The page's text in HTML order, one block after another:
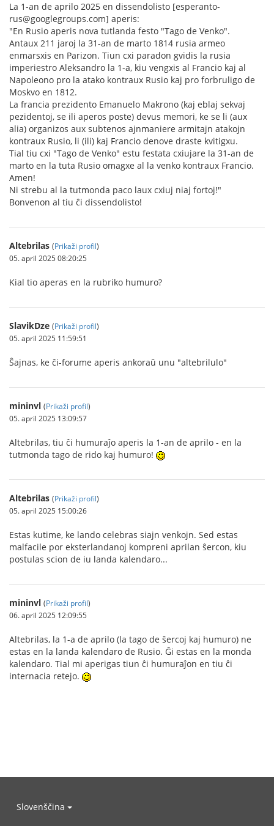
La 1-an de aprilo 2025 en dissendolisto [esperanto-
rus@googlegroups.com] aperis:
"En Rusio aperis nova tutlanda festo "Tago de Venko".
Antaux 211 jaroj la 31-an de marto 1814 rusia armeo
enmarsxis en Parizon. Tiun cxi paradon gvidis la rusia
imperiestro Aleksandro la 1-a, kiu vengxis al Francio kaj al
Napoleono pro la atako kontraux Rusio kaj pro forbruligo de
Moskvo en 1812.
La francia prezidento Emanuelo Makrono (kaj eblaj sekvaj
pezidentoj, se ili aperos poste) devus memori, ke se li (aux
alia) organizos aux subtenos ajnmaniere armitajn atakojn
kontraux Rusio, li (ili) kaj Francio denove draste kvitigxu.
Tial tiu cxi "Tago de Venko" estu festata cxiujare la 31-an de
marto en la tuta Rusio omagxe al la venko kontraux Francio.
Amen!
Ni strebu al la tutmonda paco laux cxiuj niaj fortoj!"
Bonvenon al tiu ĉi dissendolisto!
Altebrilas (Prikaži profil)
05. april 2025 08:20:25
Kial tio aperas en la rubriko humuro?
SlavikDze (Prikaži profil)
05. april 2025 11:59:51
Ŝajnas, ke ĉi-forume aperis ankoraŭ unu "altebrilulo"
mininvl (Prikaži profil)
05. april 2025 13:09:57
Altebrilas, tiu ĉi humuraĵo aperis la 1-an de aprilo - en la
tutmonda tago de rido kaj humuro!
Altebrilas (Prikaži profil)
05. april 2025 15:00:26
Estas kutime, ke lando celebras siajn venkojn. Sed estas
malfacile por eksterlandanoj kompreni aprilan ŝercon, kiu
postulas scion de iu landa kalendaro...
mininvl (Prikaži profil)
06. april 2025 12:09:55
Altebrilas, la 1-a de aprilo (la tago de ŝercoj kaj humuro) ne
estas en la landa kalendaro de Rusio. Ĝi estas en la monda
kalendaro. Tial mi aperigas tiun ĉi humuraĵon en tiu ĉi
internacia retejo.
Slovenščina